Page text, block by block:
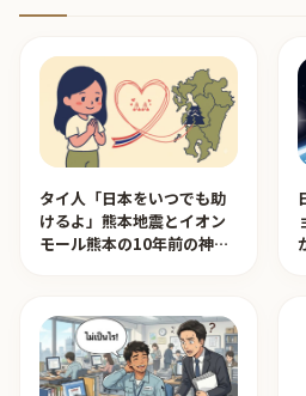
タイ人「日本をいつでも助
けるよ」熊本地震とイオン
モール熊本の10年前の神対